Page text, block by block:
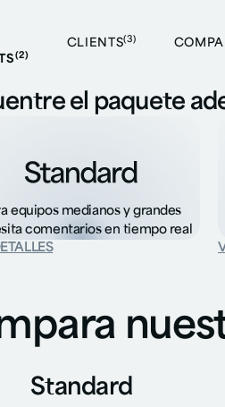
(2)
CLIENTS(3)
el paquete
equipos medianos y grandes
comentarios en tiempo real
Standard